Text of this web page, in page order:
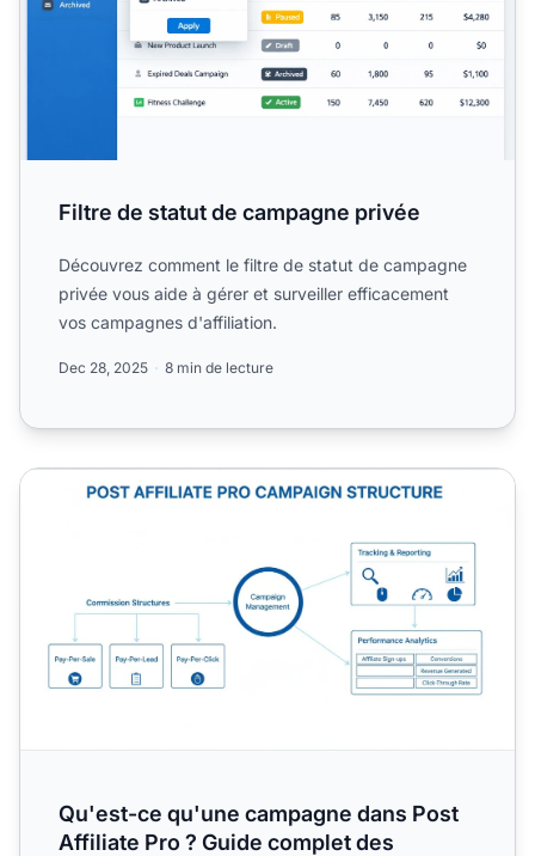
Filtre de statut de campagne privée
Découvrez comment le filtre de statut de campagne
privée vous aide à gérer et surveiller efficacement
vos campagnes d'affiliation.
Dec 28, 2025 8 min de lecture
Qu'est-ce qu'une campagne dans Post Affiliate Pro ?
Qu'est-ce qu'une campagne dans Post
Affiliate Pro ? Guide complet des